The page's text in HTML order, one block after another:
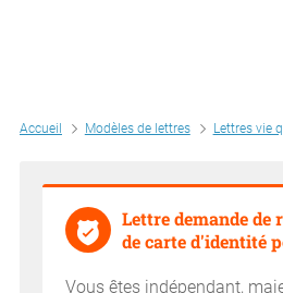
Accueil Modèles de lettres Lettres vie
Lettre demande de
de carte d'identité
Vous êtes indépendant,